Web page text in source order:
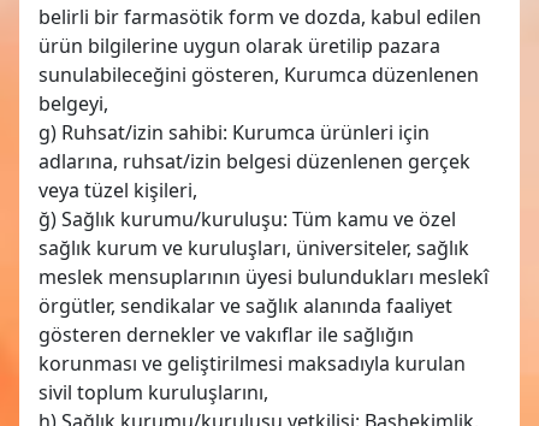
belirli bir farmasötik form ve dozda, kabul edilen
ürün bilgilerine uygun olarak üretilip pazara
sunulabileceğini gösteren, Kurumca düzenlenen
belgeyi,
g) Ruhsat/izin sahibi: Kurumca ürünleri için
adlarına, ruhsat/izin belgesi düzenlenen gerçek
veya tüzel kişileri,
ğ) Sağlık kurumu/kuruluşu: Tüm kamu ve özel
sağlık kurum ve kuruluşları, üniversiteler, sağlık
meslek mensuplarının üyesi bulundukları meslekî
örgütler, sendikalar ve sağlık alanında faaliyet
gösteren dernekler ve vakıflar ile sağlığın
korunması ve geliştirilmesi maksadıyla kurulan
sivil toplum kuruluşlarını,
h) Sağlık kurumu/kuruluşu yetkilisi: Başhekimlik,